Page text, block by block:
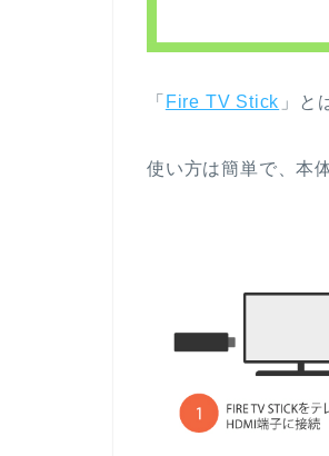
「 Fire TV Stick 」と
使い方は簡単で、本